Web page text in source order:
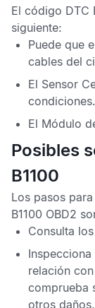
El código DTC
siguiente:
Puede que
cables del
El Sensor
condiciones.
El Módulo
Posibles
B1100
Los pasos
B1100 OBD2
Consulta los
relación
comprueba
otros